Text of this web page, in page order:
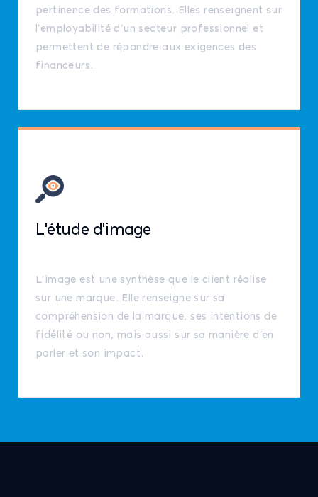
pertinence des formations. Elles renseignent sur
l’employabilité d’un secteur professionnel et
permettent de répondre aux exigences des
financeurs.
L'étude d'image
L’image est une synthèse que le client réalise
sur une marque. Elle renseigne sur sa
compréhension de la marque, ses intentions de
fidélité ou non, mais aussi sur sa manière d’en
parler et son impact.